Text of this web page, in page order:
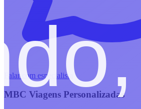
Falar com especialista
MBC Viagens Personalizadas